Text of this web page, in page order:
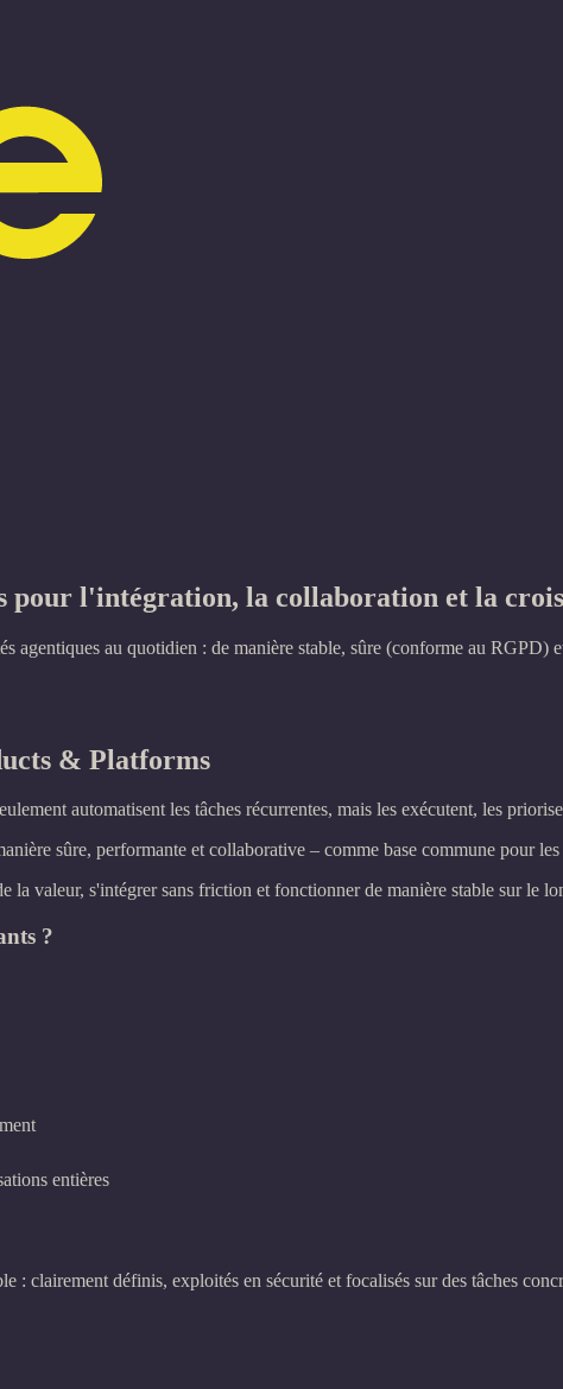
pour l'intégration, la collaboration et la
agentiques au quotidien : de manière stable, sûre (conforme au
& Platforms
automatisent les tâches récurrentes, mais les exécutent, les
sûre, performante et collaborative – comme base commune pour les
valeur, s'intégrer sans friction et fonctionner de manière stable sur le
?
entières
clairement définis, exploités en sécurité et focalisés sur des tâches